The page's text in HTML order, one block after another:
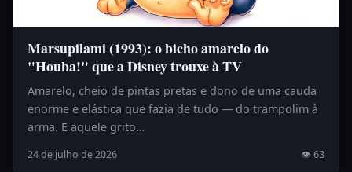
Marsupilami (1993): o bicho amarelo do
"Houba!" que a Disney trouxe à TV
Amarelo, cheio de pintas pretas e dono de uma cauda
enorme e elástica que fazia de tudo — do trampolim à
arma. E aquele grito…
24 de julho de 2026 👁 63